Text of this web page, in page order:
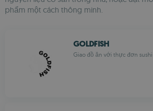
phẩm một cách thông minh.
GOLDFISH
Giao đồ ăn với thực đơn